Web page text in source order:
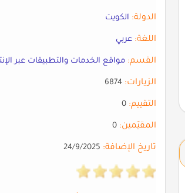
الدولة: الكويت
اللغة: عربي
القسم: مواقع الخدمات والتطبيقات عبر
الزيارات:
التقييم:
المقيّمين:
تاريخ الإضافة: